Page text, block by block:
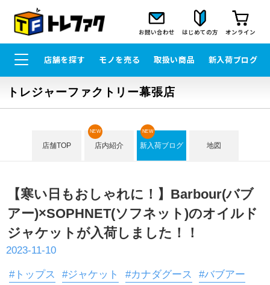
お問い合わせ はじめての方 オンライン
店舗を探す モノを売る 取扱い商品 新入荷ブログ
トレジャーファクトリー幕張店
店舗TOP 店内紹介
NEW
新入荷ブログ
NEW
地図
【寒い日もおしゃれに！】Barbour(バブ
アー)×SOPHNET(ソフネット)のオイルド
ジャケットが入荷しました！！
2023-11-10
#トップス #ジャケット #カナダグース
#バブアー